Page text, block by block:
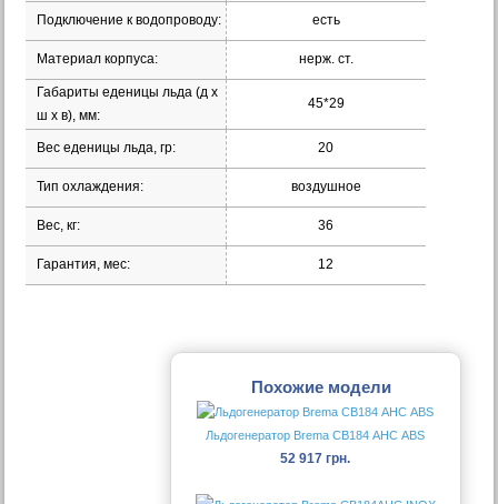
Подключение к водопроводу: есть
Материал корпуса: нерж. ст.
Габариты еденицы льда (д х
ш х в), мм:
45*29
Вес еденицы льда, гр: 20
Тип охлаждения: воздушное
Вес, кг: 36
Гарантия, мес: 12
Похожие модели
Льдогенератор Brema CB184 АHC АВS
52 917 грн.